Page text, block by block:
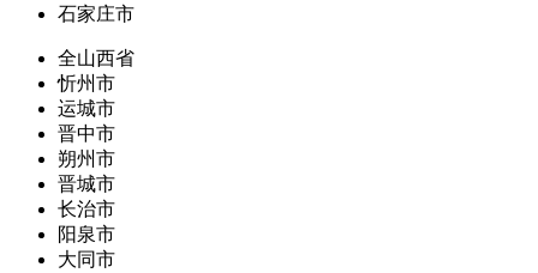
石家庄市
全山西省
忻州市
运城市
晋中市
朔州市
晋城市
长治市
阳泉市
大同市